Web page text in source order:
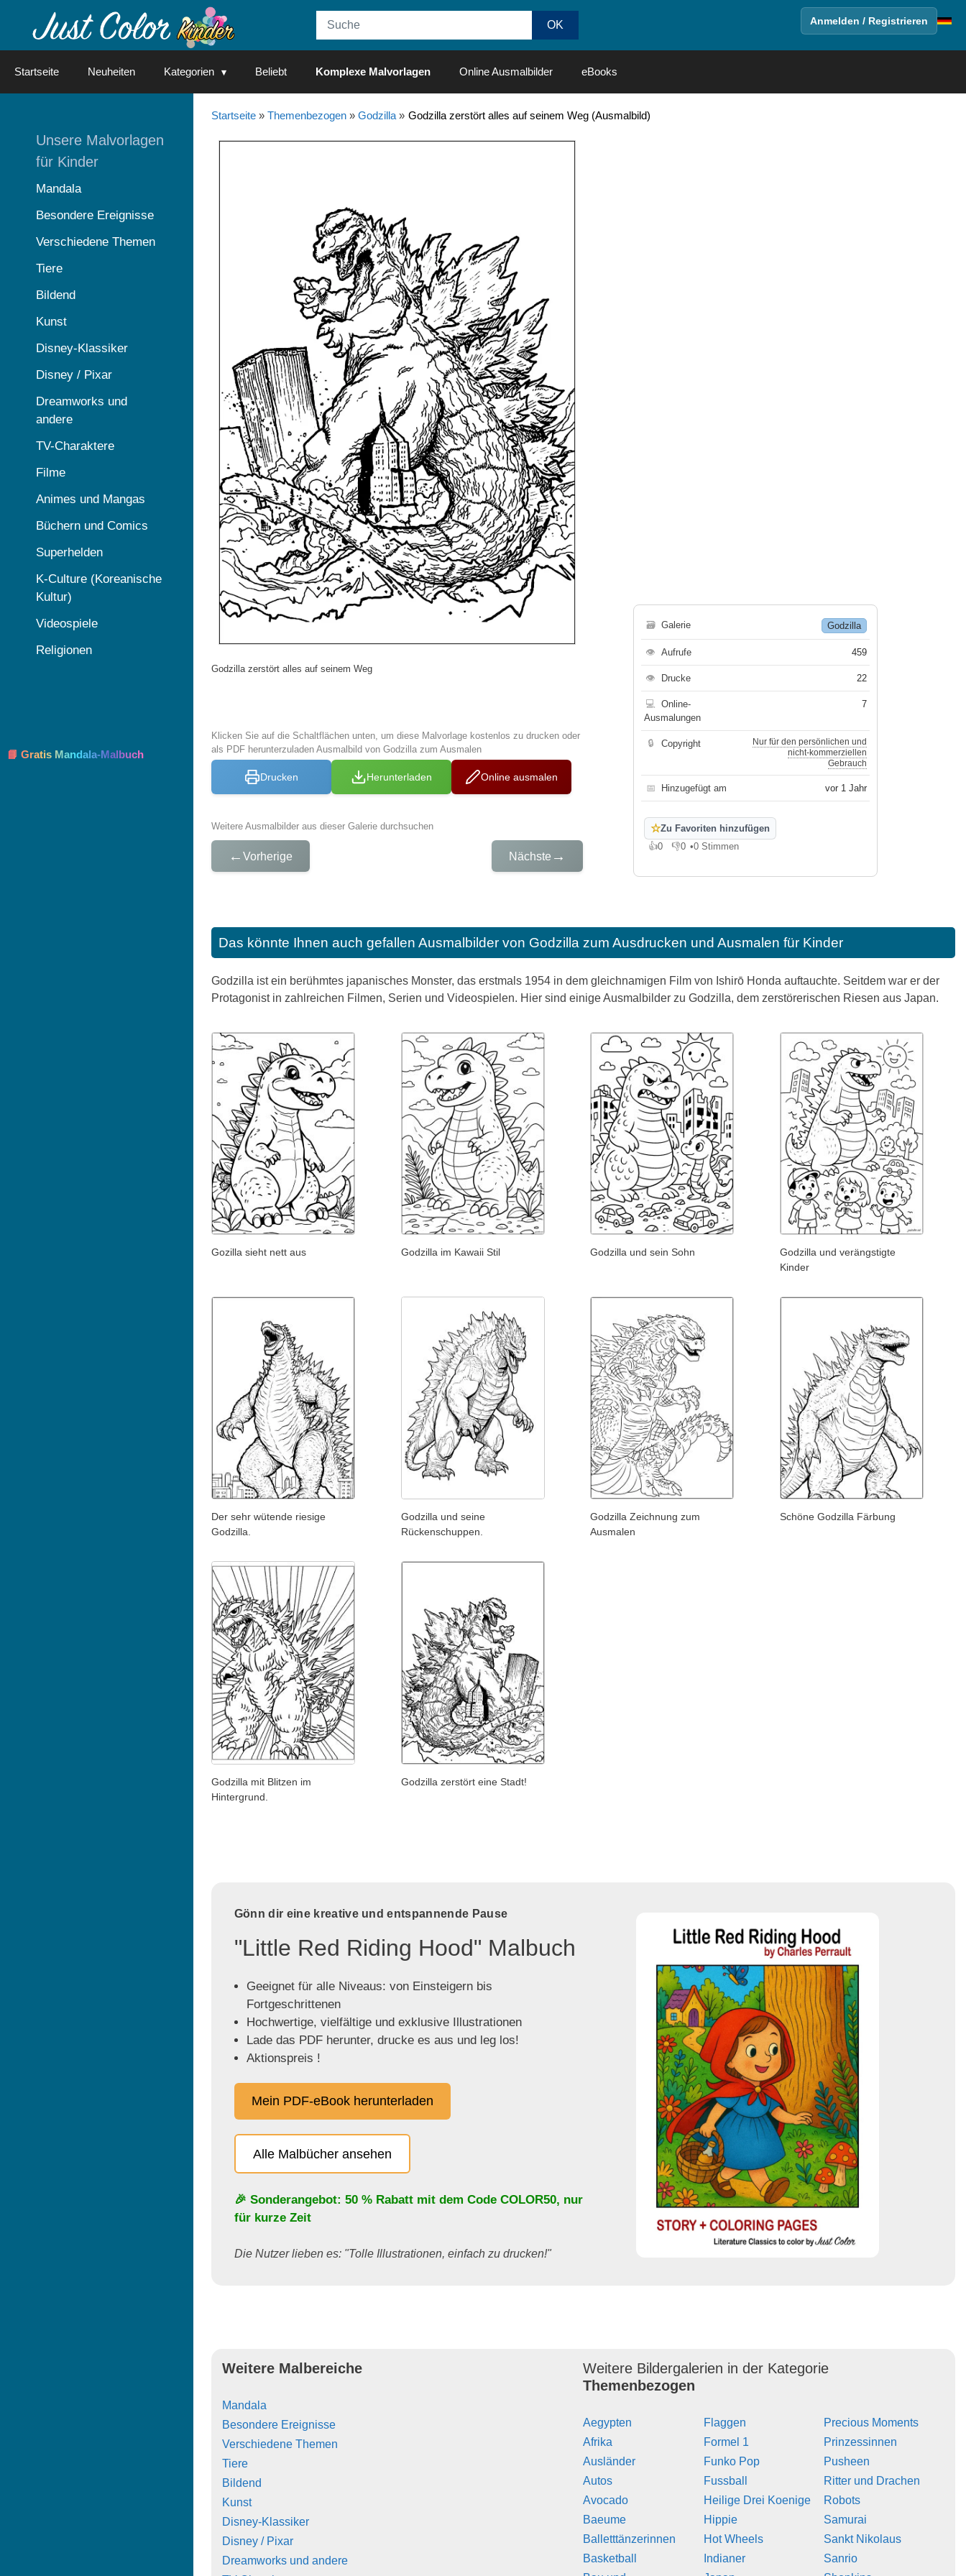
Anmelden / Registrieren
Startseite Neuheiten Kategorien Beliebt Komplexe Malvorlagen Online Ausmalbilder eBooks
Startseite» Themenbezogen» Godzilla» Godzilla zerstört alles auf seinem Weg (Ausmalbild)
Godzilla zerstört alles auf seinem Weg
Klicken Sie auf die Schaltflächen unten, um diese Malvorlage kostenlos zu drucken oder
als PDF herunterzuladen Ausmalbild von Godzilla zum Ausmalen
Drucken Herunterladen Online ausmalen
Weitere Ausmalbilder aus dieser Galerie durchsuchen
← Vorherige Nächste →
🗃 Galerie Godzilla
👁 Aufrufe 459
👁 Drucke 22
💻
Online-
Ausmalungen
7
🔒 Copyright
Nur für den persönlichen und
nicht-kommerziellen
Gebrauch
📅 Hinzugefügt am vor 1 Jahr
☆Zu Favoriten hinzufügen
👍0
Gefällt mir
👎0
Gefällt mir nicht
•0 Stimmen
Das könnte Ihnen auch gefallen Ausmalbilder von Godzilla zum Ausdrucken und Ausmalen für Kinder
Godzilla ist ein berühmtes japanisches Monster, das erstmals 1954 in dem gleichnamigen Film von Ishirō Honda auftauchte. Seitdem war er der
Protagonist in zahlreichen Filmen, Serien und Videospielen. Hier sind einige Ausmalbilder zu Godzilla, dem zerstörerischen Riesen aus Japan.
Gozilla sieht nett aus Godzilla im Kawaii Stil Godzilla und sein Sohn
Godzilla und verängstigte
Kinder
Der sehr wütende riesige
Godzilla.
Godzilla und seine
Rückenschuppen.
Godzilla Zeichnung zum
Ausmalen
Schöne Godzilla Färbung
Godzilla mit Blitzen im
Hintergrund.
Godzilla zerstört eine Stadt!
Gönn dir eine kreative und entspannende Pause
"Little Red Riding Hood" Malbuch
Geeignet für alle Niveaus: von Einsteigern bis
Fortgeschrittenen
Hochwertige, vielfältige und exklusive Illustrationen
Lade das PDF herunter, drucke es aus und leg los!
Aktionspreis !
Mein PDF-eBook herunterladen
Alle Malbücher ansehen
🎉 Sonderangebot: 50 % Rabatt mit dem Code COLOR50, nur
für kurze Zeit
Die Nutzer lieben es: "Tolle Illustrationen, einfach zu drucken!"
Weitere Malbereiche
Mandala
Besondere Ereignisse
Verschiedene Themen
Tiere
Bildend
Kunst
Disney-Klassiker
Disney / Pixar
Dreamworks und andere
Weitere Bildergalerien in der Kategorie
Themenbezogen
Aegypten
Afrika
Ausländer
Autos
Avocado
Baeume
Balletttänzerinnen
Basketball
Flaggen
Formel 1
Funko Pop
Fussball
Heilige Drei Koenige
Hippie
Hot Wheels
Indianer
Precious Moments
Prinzessinnen
Pusheen
Ritter und Drachen
Robots
Samurai
Sankt Nikolaus
Sanrio
Unsere Malvorlagen
für Kinder
Mandala
Besondere Ereignisse
Verschiedene Themen
Tiere
Bildend
Kunst
Disney-Klassiker
Disney / Pixar
Dreamworks und
andere
TV-Charaktere
Filme
Animes und Mangas
Büchern und Comics
Superhelden
K-Culture (Koreanische
Kultur)
Videospiele
Religionen
📘 Gratis Mandala-Malbuch